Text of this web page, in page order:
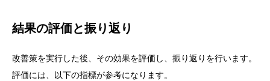
結果の評価と振り返り
改善策を実行した後、その効果を評価し、振り返りを行います。
評価には、以下の指標が参考になります。